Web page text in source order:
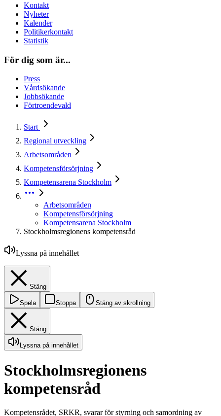
Kontakt
Nyheter
Kalender
Politikerkontakt
Statistik
För dig som är...
Press
Vårdsökande
Jobbsökande
Förtroendevald
Start
Regional utveckling
Arbetsområden
Kompetensförsörjning
Kompetensarena Stockholm
Arbetsområden
Kompetensförsörjning
Kompetensarena Stockholm
Stockholmsregionens kompetensråd
Lyssna på innehållet
Stäng
Spela Stoppa Stäng av skrollning
Stäng
Lyssna på innehållet
Stockholmsregionens
kompetensråd
Kompetensrådet, SRKR, svarar för styrning och samordning av